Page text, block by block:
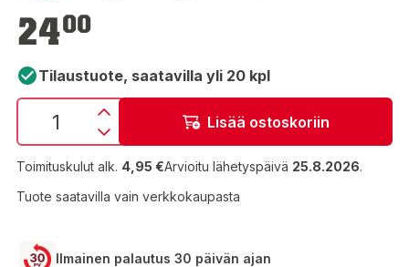
2400
Tilaustuote, saatavilla yli 20 kpl
Lisää ostoskoriin
Toimituskulut alk. 4,95 €Arvioitu lähetyspäivä 25.8.2026.
Tuote saatavilla vain verkkokaupasta
Ilmainen palautus 30 päivän ajan